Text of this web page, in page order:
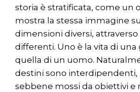
storia è stratificata, come un
mostra la stessa immagine
dimensioni diversi,
differenti. Uno è la vita di una
quella di un uomo.
destini sono interdipendenti,
sebbene mossi da obiettivi e